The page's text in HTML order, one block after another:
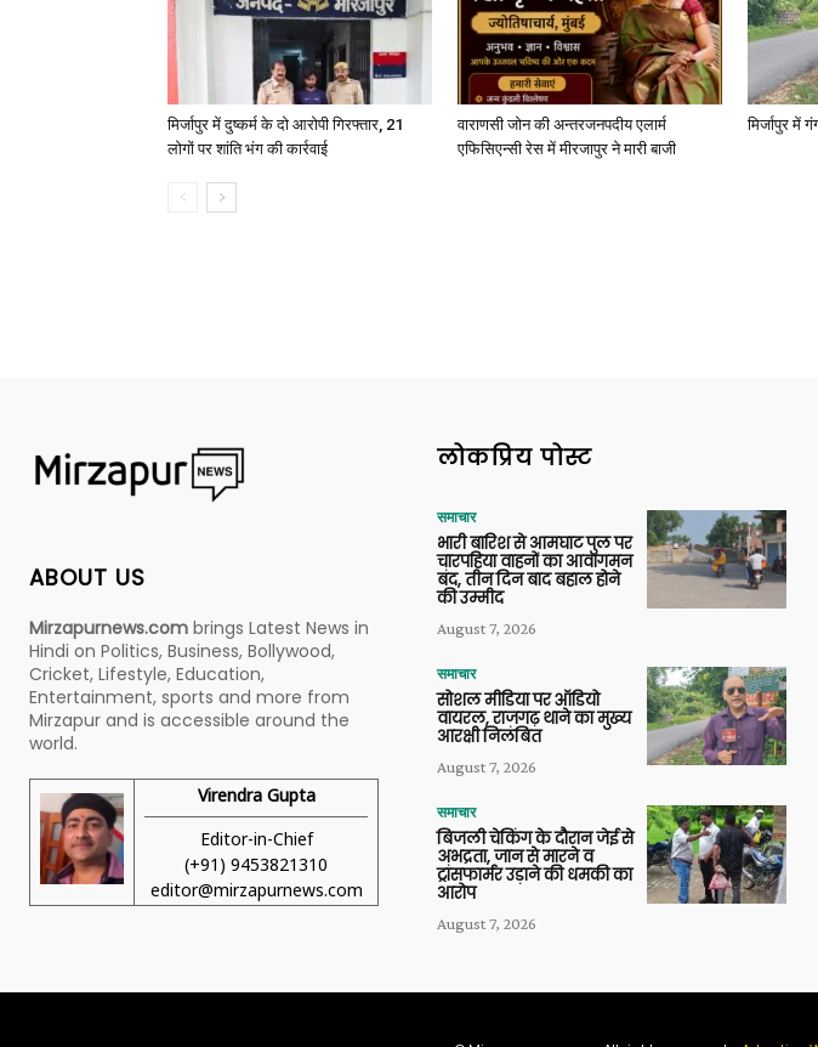
मिर्जापुर में दुष्कर्म के दो आरोपी गिरफ्तार, 21
लोगों पर शांति भंग की कार्रवाई
वाराणसी जोन की अन्तरजनपदीय एलार्म
एफिसिएन्सी रेस में मीरजापुर ने मारी बाजी
मिर्जापुर में
ABOUT US
Mirzapurnews.com brings Latest News in
Hindi on Politics, Business, Bollywood,
Cricket, Lifestyle, Education,
Entertainment, sports and more from
Mirzapur and is accessible around the
world.
Virendra Gupta
Editor-in-Chief
(+91) 9453821310
editor@mirzapurnews.com
लोकप्रिय पोस्ट
समाचार
भारी बारिश से आमघाट पुल पर
चारपहिया वाहनों का आवागमन
बंद, तीन दिन बाद बहाल होने
की उम्मीद
August 7, 2026
समाचार
सोशल मीडिया पर ऑडियो
वायरल, राजगढ़ थाने का मुख्य
आरक्षी निलंबित
August 7, 2026
समाचार
बिजली चेकिंग के दौरान जेई से
अभद्रता, जान से मारने व
ट्रांसफार्मर उड़ाने की धमकी का
आरोप
August 7, 2026